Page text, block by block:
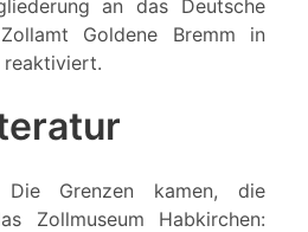
an das Deutsche
Goldene Bremm in
reaktiviert.
Die Grenzen kamen, die
Zollmuseum Habkirchen: